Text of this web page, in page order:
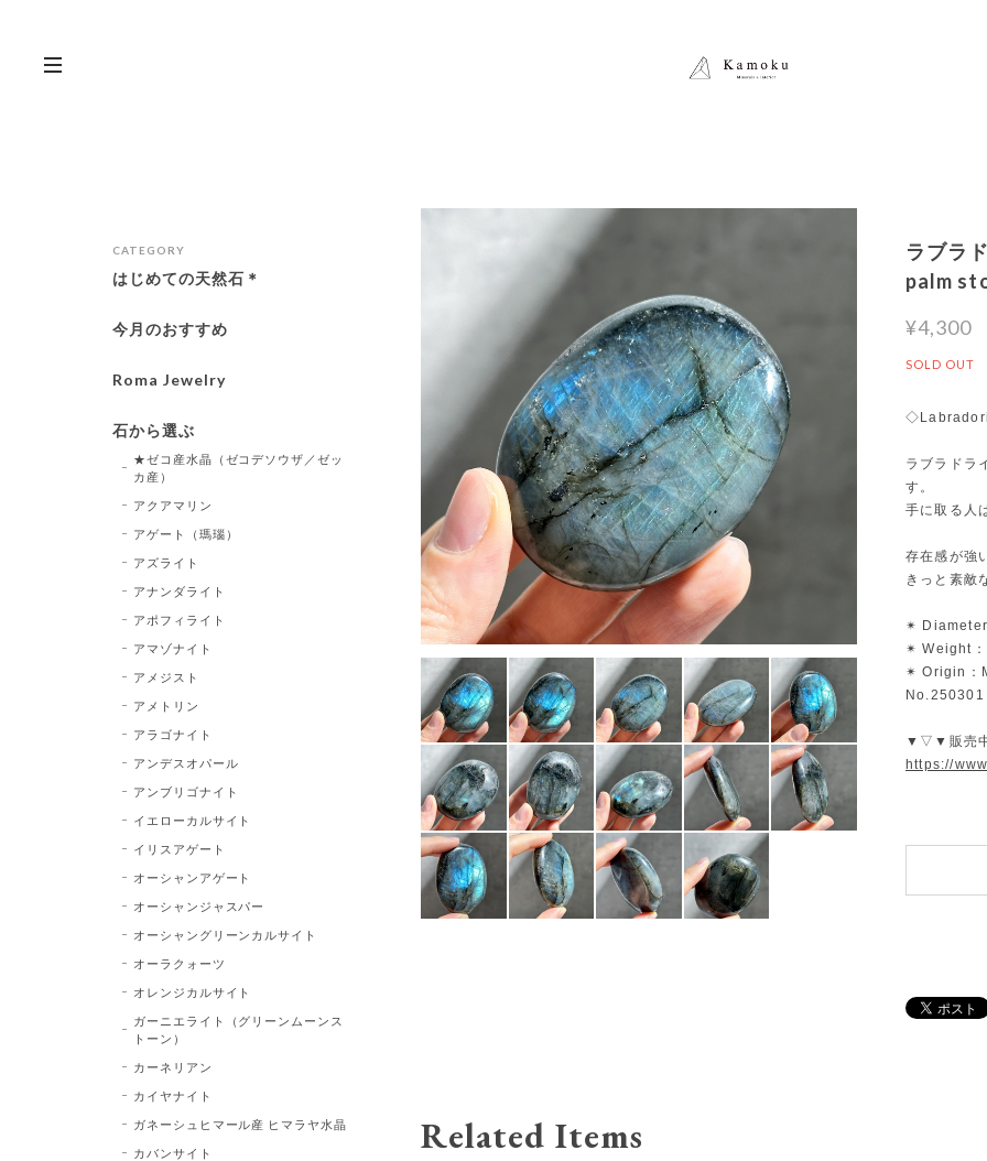
ラブラ
palm
¥4,300
SOLD OUT
ラブラドラ
す。
手に取る人
存在感が強
きっと素敵
✴︎
✴︎ Weight
✴︎ Origin：
No.250301
▼▽▼販売
https://
Related Items
CATEGORY
はじめての天然石＊
今月のおすすめ
Roma Jewelry
石から選ぶ
★ゼコ産水晶（ゼコデソウザ／ゼッ
カ産）
アクアマリン
アゲート（瑪瑙）
アズライト
アナンダライト
アポフィライト
アマゾナイト
アメジスト
アメトリン
アラゴナイト
アンデスオパール
アンブリゴナイト
イエローカルサイト
イリスアゲート
オーシャンアゲート
オーシャンジャスパー
オーシャングリーンカルサイト
オーラクォーツ
オレンジカルサイト
ガーニエライト（グリーンムーンス
トーン）
カーネリアン
カイヤナイト
ガネーシュヒマール産 ヒマラヤ水晶
カバンサイト